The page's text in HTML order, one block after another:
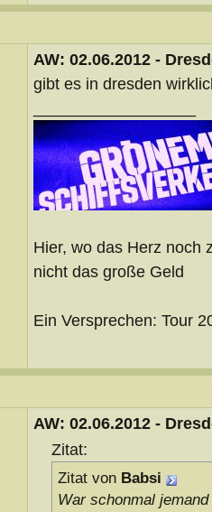
AW: 02.06.2012 -
gibt es in dresden
Hier, wo das Herz noch
nicht das große Geld
Ein Versprechen: Tour
AW: 02.06.2012 -
Zitat:
Zitat von Babsi
War schonmal